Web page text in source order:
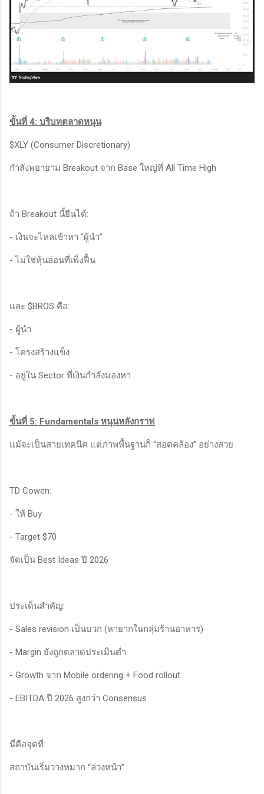
ขั้นที่ 4: บริบทตลาดหนุน
$XLY (Consumer Discretionary)
กำลังพยายาม Breakout จาก Base ใหญ่ที่ All Time High
ถ้า Breakout นี้ยืนได้:
- เงินจะไหลเข้าหา “ผู้นำ”
- ไม่ใช่หุ้นอ่อนที่เพิ่งฟื้น
และ $BROS คือ:
- ผู้นำ
- โครงสร้างแข็ง
- อยู่ใน Sector ที่เงินกำลังมองหา
ขั้นที่ 5: Fundamentals หนุนหลังกราฟ
แม้จะเป็นสายเทคนิค แต่ภาพพื้นฐานก็ “สอดคล้อง” อย่างสวย
TD Cowen:
- ให้ Buy
- Target $70
จัดเป็น Best Ideas ปี 2026
ประเด็นสำคัญ:
- Sales revision เป็นบวก (หายากในกลุ่มร้านอาหาร)
- Margin ยังถูกตลาดประเมินต่ำ
- Growth จาก Mobile ordering + Food rollout
- EBITDA ปี 2026 สูงกว่า Consensus
นี่คือจุดที่:
สถาบันเริ่มวางหมาก “ล่วงหน้า”